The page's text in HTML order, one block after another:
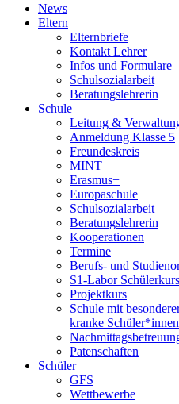
News
Eltern
Elternbriefe
Kontakt Lehrer
Infos und Formulare
Schulsozialarbeit
Beratungslehrerin
Schule
Leitung &
Anmeldung Klasse 5
Freundeskreis
MINT
Erasmus+
Europaschule
Schulsozialarbeit
Beratungslehrerin
Kooperationen
Termine
Berufs- und
S1-Labor
Projektkurs
Schule mit
kranke Schüler*innen
Patenschaften
Schüler
GFS
Wettbewerbe